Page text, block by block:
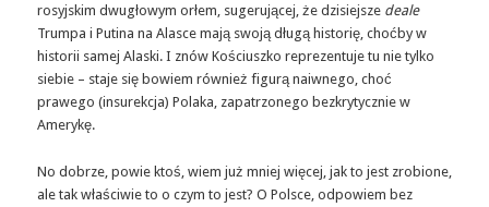
rosyjskim dwugłowym orłem, sugerującej, że dzisiejsze deale
Trumpa i Putina na Alasce mają swoją długą historię, choćby w
historii samej Alaski. I znów Kościuszko reprezentuje tu nie tylko
siebie – staje się bowiem również figurą naiwnego, choć
prawego (insurekcja) Polaka, zapatrzonego bezkrytycznie w
Amerykę.
No dobrze, powie ktoś, wiem już mniej więcej, jak to jest zrobione,
ale tak właściwie to o czym to jest? O Polsce, odpowiem bez